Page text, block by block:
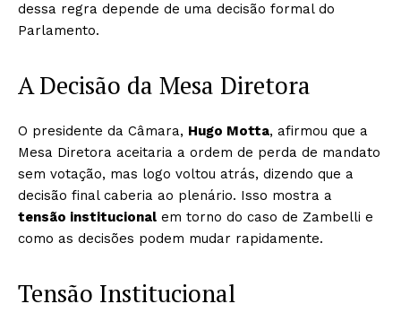
dessa regra depende de uma decisão formal do
Parlamento.
A Decisão da Mesa Diretora
O presidente da Câmara, Hugo Motta, afirmou que a
Mesa Diretora aceitaria a ordem de perda de mandato
sem votação, mas logo voltou atrás, dizendo que a
decisão final caberia ao plenário. Isso mostra a
tensão institucional em torno do caso de Zambelli e
como as decisões podem mudar rapidamente.
Tensão Institucional